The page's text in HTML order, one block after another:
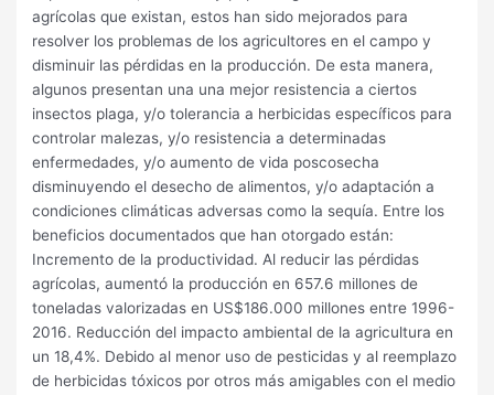
agrícolas que existan, estos han sido mejorados para
resolver los problemas de los agricultores en el campo y
disminuir las pérdidas en la producción. De esta manera,
algunos presentan una una mejor resistencia a ciertos
insectos plaga, y/o tolerancia a herbicidas específicos para
controlar malezas, y/o resistencia a determinadas
enfermedades, y/o aumento de vida poscosecha
disminuyendo el desecho de alimentos, y/o adaptación a
condiciones climáticas adversas como la sequía. Entre los
beneficios documentados que han otorgado están:
Incremento de la productividad. Al reducir las pérdidas
agrícolas, aumentó la producción en 657.6 millones de
toneladas valorizadas en US$186.000 millones entre 1996-
2016. Reducción del impacto ambiental de la agricultura en
un 18,4%. Debido al menor uso de pesticidas y al reemplazo
de herbicidas tóxicos por otros más amigables con el medio